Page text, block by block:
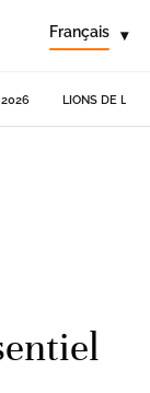
Français ▾
2026 LIONS DE